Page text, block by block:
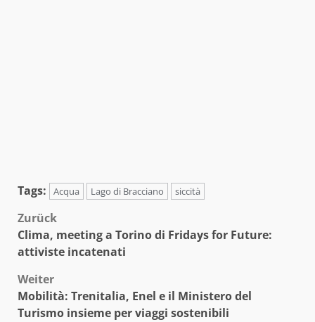
Tags: Acqua Lago di Bracciano siccità
Beitragsnavigation
Zurück
Clima, meeting a Torino di Fridays for Future:
attiviste incatenati
Weiter
Mobilità: Trenitalia, Enel e il Ministero del
Turismo insieme per viaggi sostenibili